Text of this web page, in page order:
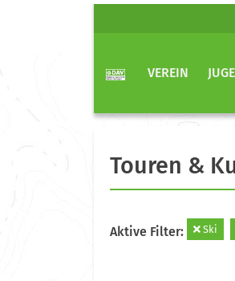
VEREIN
Touren &
Aktive Filter: Ski